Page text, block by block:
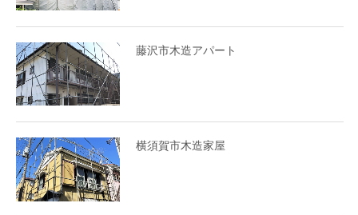
藤沢市木造アパート
横須賀市木造家屋